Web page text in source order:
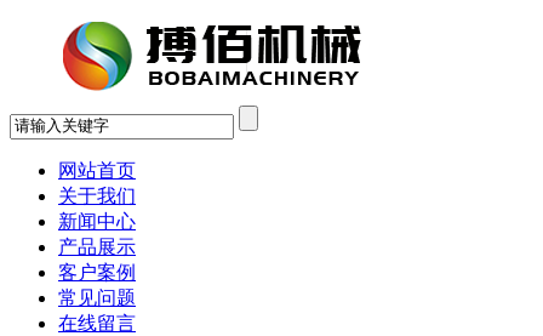
网站首页
关于我们
新闻中心
产品展示
客户案例
常见问题
在线留言